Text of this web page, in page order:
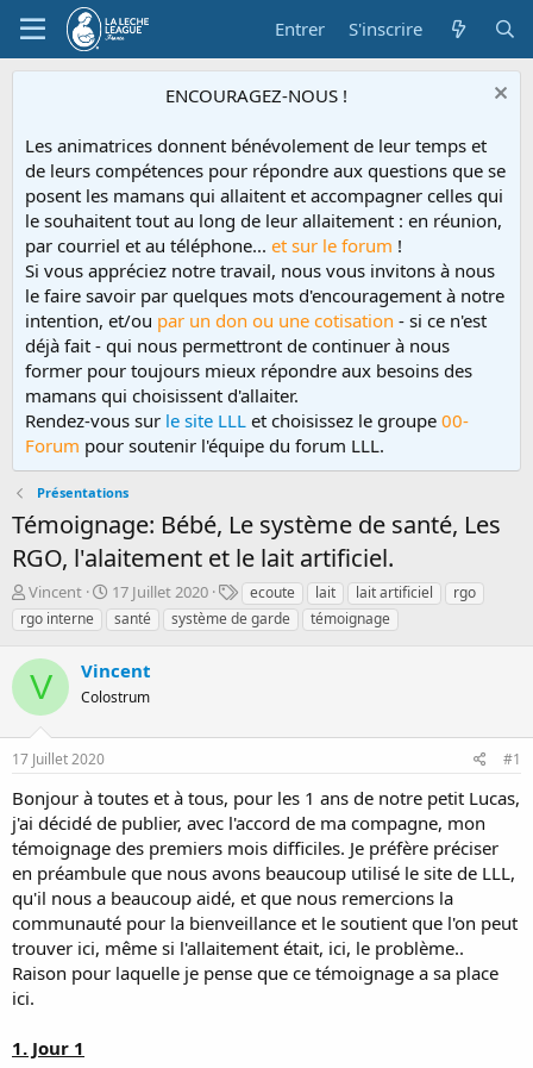
Entrer S'inscrire
ENCOURAGEZ-NOUS !
Les animatrices donnent bénévolement de leur temps et
de leurs compétences pour répondre aux questions que se
posent les mamans qui allaitent et accompagner celles qui
le souhaitent tout au long de leur allaitement : en réunion,
par courriel et au téléphone... et sur le forum !
Si vous appréciez notre travail, nous vous invitons à nous
le faire savoir par quelques mots d'encouragement à notre
intention, et/ou par un don ou une cotisation - si ce n'est
déjà fait - qui nous permettront de continuer à nous
former pour toujours mieux répondre aux besoins des
mamans qui choisissent d'allaiter.
Rendez-vous sur le site LLL et choisissez le groupe 00-
Forum pour soutenir l'équipe du forum LLL.
Présentations
Témoignage: Bébé, Le système de santé, Les
RGO, l'alaitement et le lait artificiel.
D
é
m
a
r
é
e
p
r
Vincent
D
a
t
d
e
é
t
17 Juillet 2020
T
a
g
ecoute lait lait artificiel
rgo
rgo interne
santé système de garde témoignage
V Vincent
Colostrum
17 Juillet 2020 #1
Bonjour à toutes et à tous, pour les 1 ans de notre petit Lucas,
j'ai décidé de publier, avec l'accord de ma compagne, mon
témoignage des premiers mois difficiles. Je préfère préciser
en préambule que nous avons beaucoup utilisé le site de LLL,
qu'il nous a beaucoup aidé, et que nous remercions la
communauté pour la bienveillance et le soutient que l'on peut
trouver ici, même si l'allaitement était, ici, le problème..
Raison pour laquelle je pense que ce témoignage a sa place
ici.
1. Jour 1